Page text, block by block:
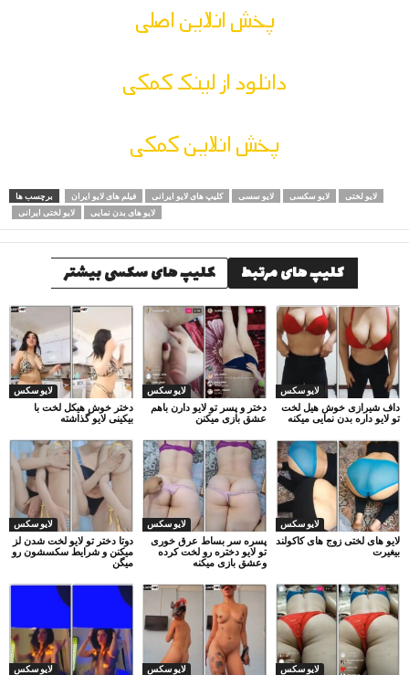
پخش انلاین اصلی
دانلود از لینک کمکی
پخش انلاین کمکی
برچسب ها فیلم های لایو ایران کلیپ های لایو ایرانی لایو سسی لایو سکسی
لایو لختی
لایو لختی ایرانی
لایو های بدن نمایی
کلیپ های مرتبط کلیپ های سکسی بیشتر
لایو سکس
دختر خوش هیکل لخت با
بیکینی لایو گذاشته
لایو سکس
دختر و پسر تو لایو دارن باهم
عشق بازی میکنن
لایو سکس
داف شیرازی خوش هیل لخت
تو لایو داره بدن نمایی میکنه
لایو سکس
دوتا دختر تو لایو لخت شدن لز
میکنن و شرایط سکسشون رو
میگن
لایو سکس
پسره سر بساط عرق خوری
تو لایو دختره رو لخت کرده
وعشق بازی میکنه
لایو سکس
لایو های لختی زوج های کاکولند
بیغیرت
لایو سکس لایو سکس لایو سکس